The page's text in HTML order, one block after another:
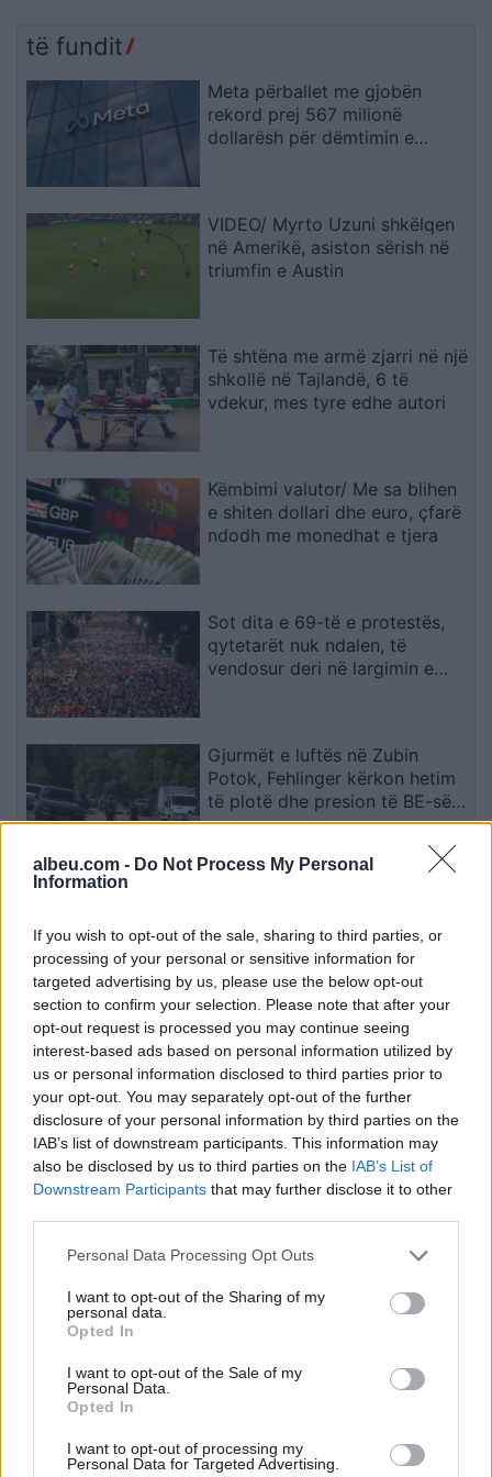
albeu.com - Do Not Process My Personal
Information
If you wish to opt-out of the sale, sharing to third parties, or
processing of your personal or sensitive information for
targeted advertising by us, please use the below opt-out
section to confirm your selection. Please note that after your
opt-out request is processed you may continue seeing
interest-based ads based on personal information utilized by
us or personal information disclosed to third parties prior to
your opt-out. You may separately opt-out of the further
disclosure of your personal information by third parties on the
IAB’s list of downstream participants. This information may
also be disclosed by us to third parties on the IAB’s List of
Downstream Participants that may further disclose it to other
Personal Data Processing Opt Outs
I want to opt-out of the Sharing of my
personal data.
Opted In
I want to opt-out of the Sale of my
Personal Data.
Opted In
I want to opt-out of processing my
Personal Data for Targeted Advertising.
të fundit
Meta përballet me gjobën
rekord prej 567 milionë
dollarësh për dëmtimin e
VIDEO/ Myrto Uzuni shkëlqen
në Amerikë, asiston sërish në
triumfin e Austin
Të shtëna me armë zjarri në një
shkollë në Tajlandë, 6 të
vdekur, mes tyre edhe autori
Këmbimi valutor/ Me sa blihen
e shiten dollari dhe euro, çfarë
ndodh me monedhat e tjera
Sot dita e 69-të e protestës,
qytetarët nuk ndalen, të
vendosur deri në largimin e
Gjurmët e luftës në Zubin
Potok, Fehlinger kërkon hetim
të plotë dhe presion të BE-së
ndaj Serbisë
dëme të konsiderueshme
Esim for Global
Esim for USA|Esim for Italy| Esim for Spain|Esim
for Turkey|Esim for Germany|Esim for Greece|